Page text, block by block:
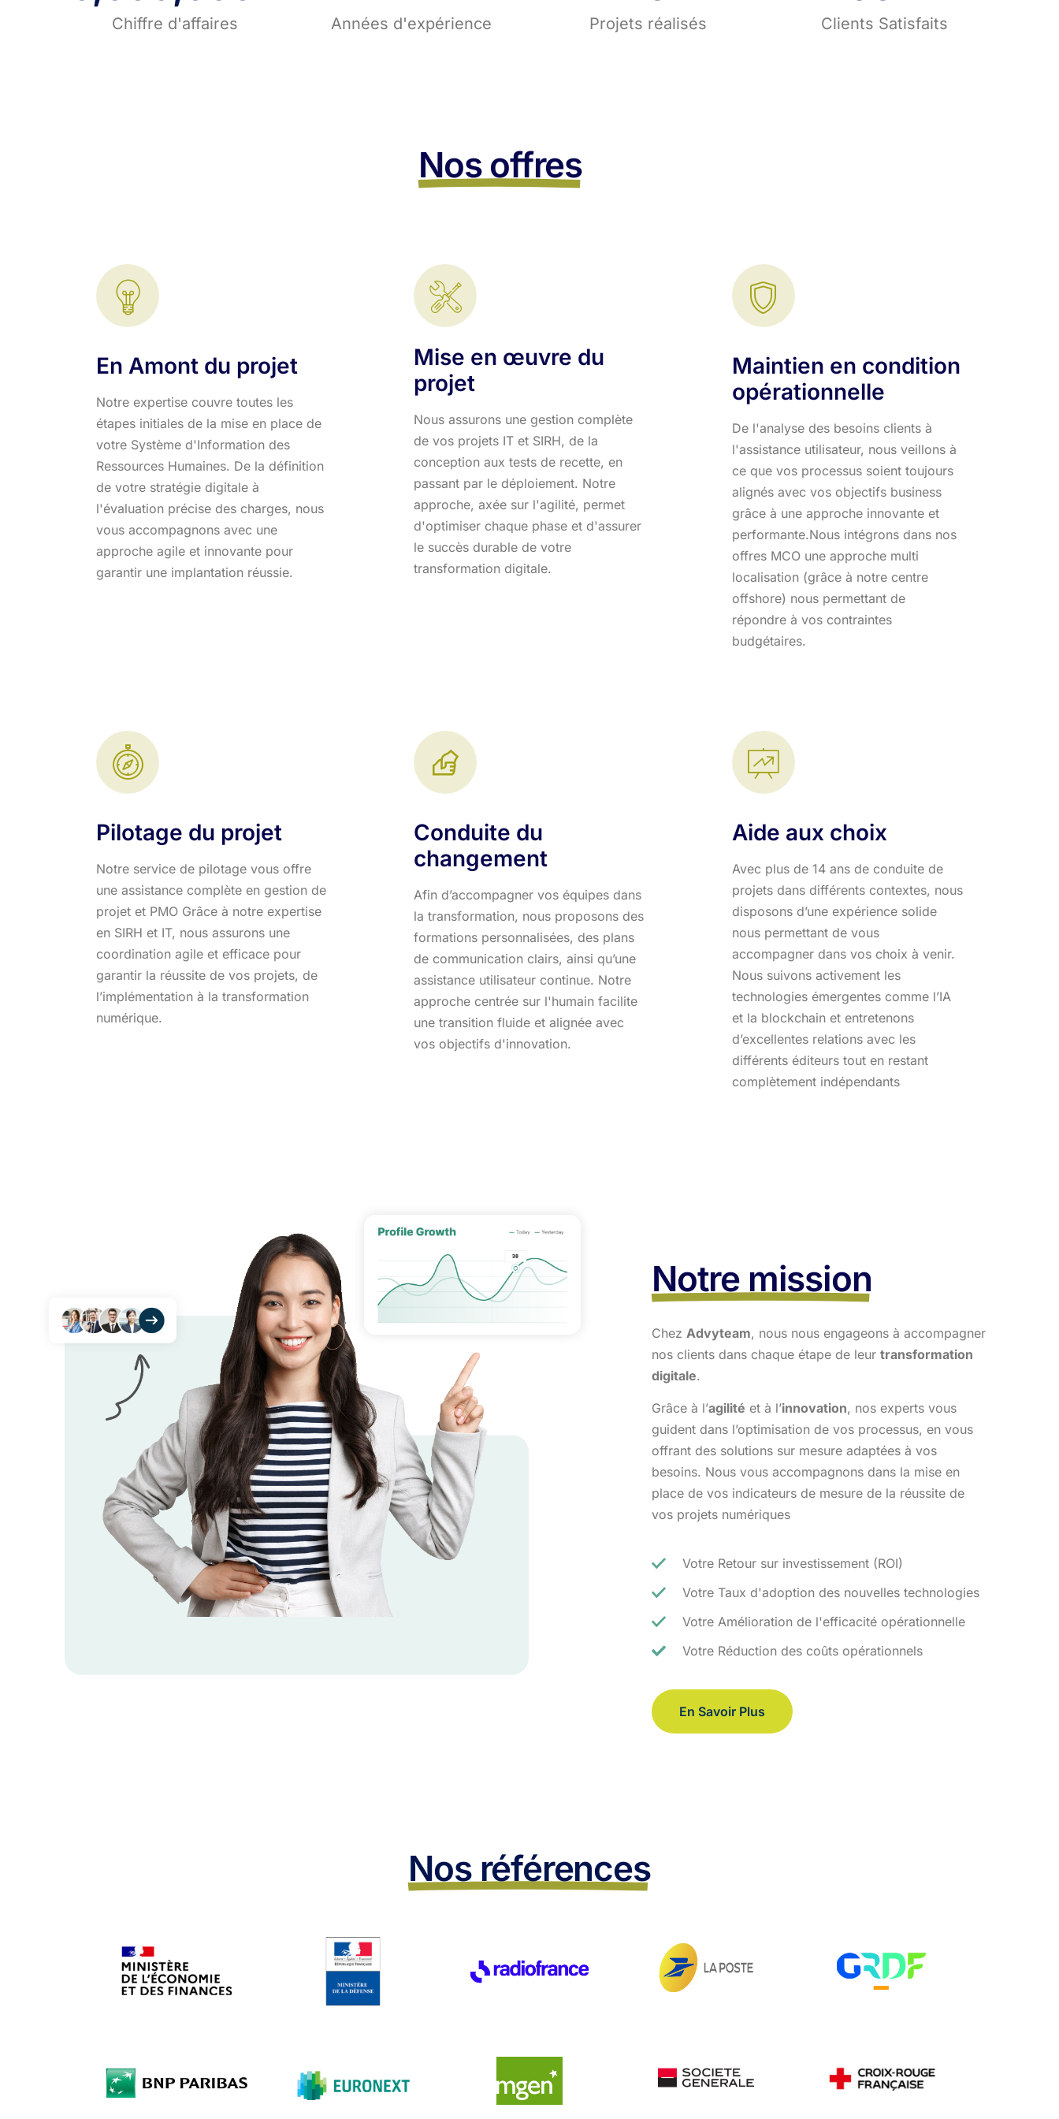
Chiffre d'affaires Années d'expérience Projets réalisés Clients Satisfaits
Nos offres
En Amont du projet
Notre expertise couvre toutes les
étapes initiales de la mise en place de
votre Système d'Information des
Ressources Humaines. De la définition
de votre stratégie digitale à
l'évaluation précise des charges, nous
vous accompagnons avec une
approche agile et innovante pour
garantir une implantation réussie.
Mise en œuvre du
projet
Nous assurons une gestion complète
de vos projets IT et SIRH, de la
conception aux tests de recette, en
passant par le déploiement. Notre
approche, axée sur l'agilité, permet
d'optimiser chaque phase et d'assurer
le succès durable de votre
transformation digitale.
Maintien en condition
opérationnelle
De l'analyse des besoins clients à
l'assistance utilisateur, nous veillons à
ce que vos processus soient toujours
alignés avec vos objectifs business
grâce à une approche innovante et
performante.​ Nous intégrons dans nos
offres MCO une approche multi
localisation (grâce à notre centre
offshore) nous permettant de
répondre à vos contraintes
budgétaires.
Pilotage du projet
Notre service de pilotage vous offre
une assistance complète en gestion de
projet et PMO Grâce à notre expertise
en SIRH et IT, nous assurons une
coordination agile et efficace pour
garantir la réussite de vos projets, de
l’implémentation à la transformation
numérique.
Conduite du
changement
Afin d’accompagner vos équipes dans
la transformation, nous proposons des
formations personnalisées, des plans
de communication clairs, ainsi qu’une
assistance utilisateur continue. Notre
approche centrée sur l'humain facilite
une transition fluide et alignée avec
vos objectifs d'innovation.​
Aide aux choix
Avec plus de 14 ans de conduite de
projets dans différents contextes, nous
disposons d’une expérience solide
nous permettant de vous
accompagner dans vos choix à venir.
Nous suivons activement les
technologies émergentes comme l’IA
et la blockchain et entretenons
d’excellentes relations avec les
différents éditeurs tout en restant
complètement indépendants
Notre mission
Chez Advyteam, nous nous engageons à accompagner
nos clients dans chaque étape de leur transformation
digitale.
Grâce à l’agilité et à l’innovation, nos experts vous
guident dans l’optimisation de vos processus, en vous
offrant des solutions sur mesure adaptées à vos
besoins. Nous vous accompagnons dans la mise en
place de vos indicateurs de mesure de la réussite de
vos projets numériques
Votre Retour sur investissement (ROI)
Votre Taux d'adoption des nouvelles technologies
Votre Amélioration de l'efficacité opérationnelle
Votre Réduction des coûts opérationnels
En Savoir Plus
Nos références